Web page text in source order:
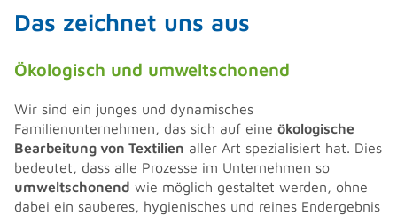
Das zeichnet uns aus
Ökologisch und umweltschonend
Wir sind ein junges und dynamisches
Familienunternehmen, das sich auf eine ökologische
Bearbeitung von Textilien aller Art spezialisiert hat. Dies
bedeutet, dass alle Prozesse im Unternehmen so
umweltschonend wie möglich gestaltet werden, ohne
dabei ein sauberes, hygienisches und reines Endergebnis